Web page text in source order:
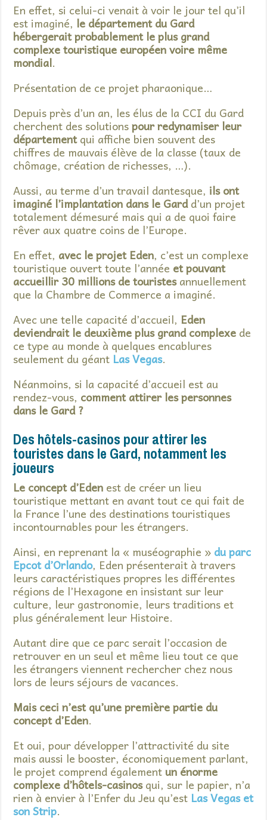
En effet, si celui-ci venait à voir le jour tel qu’il
est imaginé, le département du Gard
hébergerait probablement le plus grand
complexe touristique européen voire même
mondial.
Présentation de ce projet pharaonique…
Depuis près d’un an, les élus de la CCI du Gard
cherchent des solutionspour redynamiser leur
départementqui affiche bien souvent des
chiffres de mauvais élève de la classe (taux de
chômage, création de richesses, …).
Aussi, au terme d’un travail dantesque, ils ont
imaginé l’implantation dans le Gardd’un projet
totalement démesuré mais qui a de quoi faire
rêver aux quatre coins de l’Europe.
En effet, avec le projet Eden, c’est un complexe
touristique ouvert toute l’année et pouvant
accueillir 30 millions de touristesannuellement
que la Chambre de Commerce a imaginé.
Avec une telle capacité d’accueil, Eden
deviendrait le deuxième plus grand complexe de
ce type au monde à quelques encablures
seulement du géant Las Vegas.
Néanmoins, si la capacité d’accueil est au
rendez-vous, comment attirer les personnes
dans le Gard ?
Des hôtels-casinos pour attirer les
touristes dans le Gard, notamment les
joueurs
Le concept d’Eden est de créer un lieu
touristique mettant en avant tout ce qui fait de
la France l’une des destinations touristiques
incontournables pour les étrangers.
Ainsi, en reprenant la « muséographie » du parc
Epcot d’Orlando, Eden présenterait à travers
leurs caractéristiques propres les différentes
régions de l’Hexagone en insistant sur leur
culture, leur gastronomie, leurs traditions et
plus généralement leur Histoire.
Autant dire que ce parc serait l’occasion de
retrouver en un seul et même lieu tout ce que
les étrangers viennent rechercher chez nous
lors de leurs séjours de vacances.
Mais ceci n’est qu’une première partie du
concept d’Eden.
Et oui, pour développer l’attractivité du site
mais aussi le booster, économiquement parlant,
le projet comprend également un énorme
complexe d’hôtels-casinosqui, sur le papier, n’a
rien à envier à l’Enfer du Jeu qu’est Las Vegas et
son Strip.